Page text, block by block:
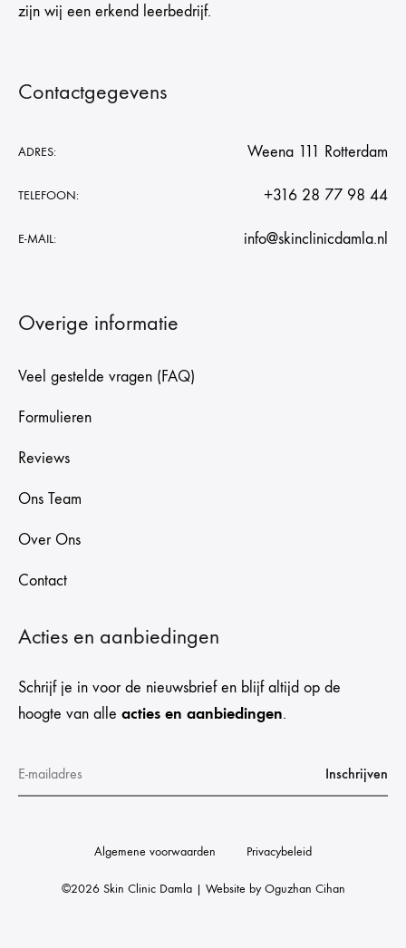
zijn wij een erkend leerbedrijf.
Contactgegevens
ADRES: Weena 111 Rotterdam
TELEFOON: +316 28 77 98 44
E-MAIL: info@skinclinicdamla.nl
Overige informatie
Veel gestelde vragen (FAQ)
Formulieren
Reviews
Ons Team
Over Ons
Contact
Acties en aanbiedingen
Schrijf je in voor de nieuwsbrief en blijf altijd op de
hoogte van alle acties en aanbiedingen.
©2026 Skin Clinic Damla | Website byOguzhan Cihan
Algemene voorwaarden Privacybeleid